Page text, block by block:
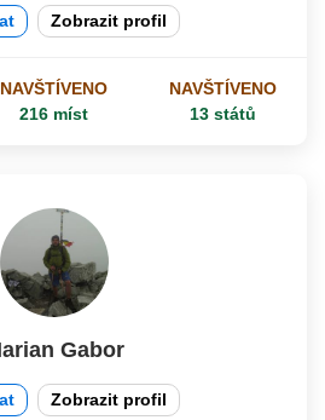
Zobrazit profil
NAVŠTÍVENO
216 míst
NAVŠTÍVENO
13 států
Gabor
Zobrazit profil